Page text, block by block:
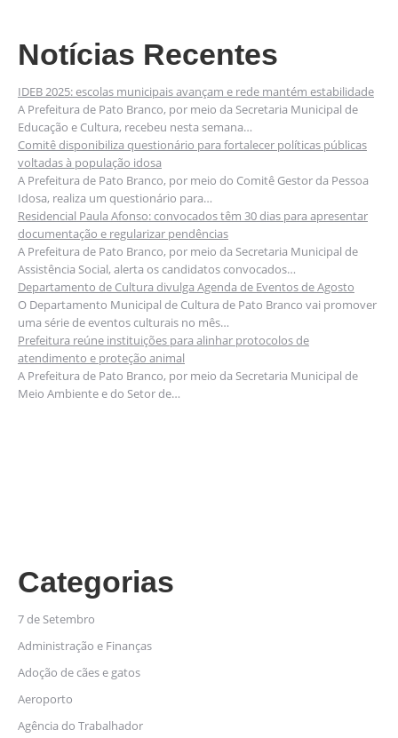
Notícias Recentes
IDEB 2025: escolas municipais avançam e rede mantém estabilidade
A Prefeitura de Pato Branco, por meio da Secretaria Municipal de
Educação e Cultura, recebeu nesta semana…
Comitê disponibiliza questionário para fortalecer políticas públicas
voltadas à população idosa
A Prefeitura de Pato Branco, por meio do Comitê Gestor da Pessoa
Idosa, realiza um questionário para…
Residencial Paula Afonso: convocados têm 30 dias para apresentar
documentação e regularizar pendências
A Prefeitura de Pato Branco, por meio da Secretaria Municipal de
Assistência Social, alerta os candidatos convocados…
Departamento de Cultura divulga Agenda de Eventos de Agosto
O Departamento Municipal de Cultura de Pato Branco vai promover
uma série de eventos culturais no mês…
Prefeitura reúne instituições para alinhar protocolos de
atendimento e proteção animal
A Prefeitura de Pato Branco, por meio da Secretaria Municipal de
Meio Ambiente e do Setor de…
Categorias
7 de Setembro
Administração e Finanças
Adoção de cães e gatos
Aeroporto
Agência do Trabalhador